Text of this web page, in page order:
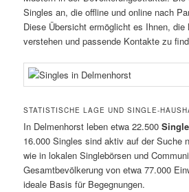
Singles an, die offline und online nach
Diese Übersicht ermöglicht es Ihnen,
verstehen und passende Kontakte zu
STATISTISCHE LAGE UND SINGLE-
In Delmenhorst leben etwa 22.500
16.000 Singles sind aktiv auf der Suche
wie in lokalen Singlebörsen und
Gesamtbevölkerung von etwa 77.000
ideale Basis für Begegnungen.